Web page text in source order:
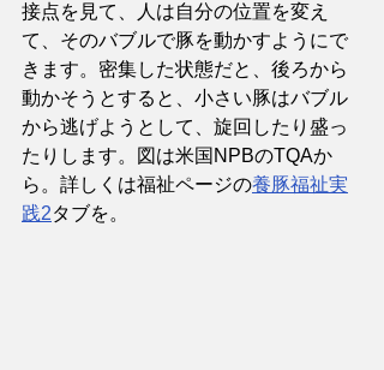
接点を見て、人は自分の位置を変え
て、そのバブルで豚を動かすようにで
きます。密集した状態だと、後ろから
動かそうとすると、小さい豚はバブル
から逃げようとして、旋回したり盛っ
たりします。図は米国NPBのTQAか
ら。詳しくは福祉ページの養豚福祉実
践2タブを。